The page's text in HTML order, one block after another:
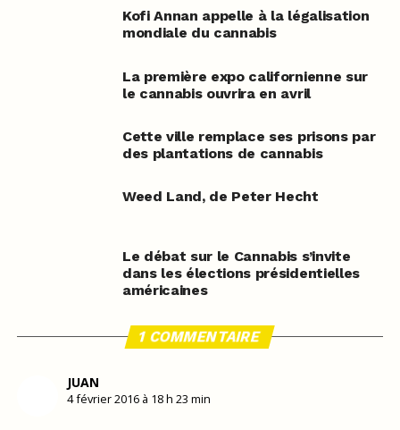
Kofi Annan appelle à la légalisation
mondiale du cannabis
La première expo californienne sur
le cannabis ouvrira en avril
Cette ville remplace ses prisons par
des plantations de cannabis
Weed Land, de Peter Hecht
Le débat sur le Cannabis s’invite
dans les élections présidentielles
américaines
1 COMMENTAIRE
JUAN
4 février 2016 à 18 h 23 min